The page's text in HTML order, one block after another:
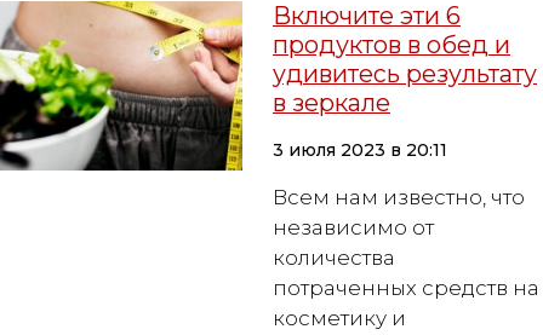
Включите эти 6
продуктов в обед и
удивитесь результату
в зеркале
3 июля 2023 в 20:11
Всем нам известно, что
независимо от
количества
потраченных средств на
косметику и